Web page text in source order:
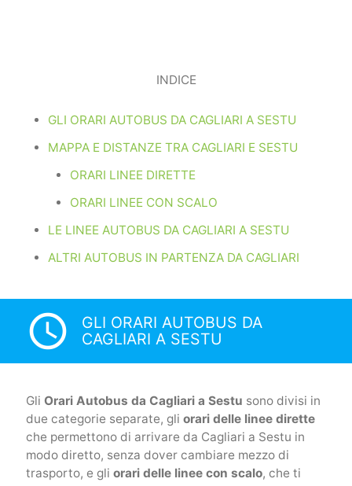
INDICE
GLI ORARI AUTOBUS DA CAGLIARI A SESTU
MAPPA E DISTANZE TRA CAGLIARI E SESTU
ORARI LINEE DIRETTE
ORARI LINEE CON SCALO
LE LINEE AUTOBUS DA CAGLIARI A SESTU
ALTRI AUTOBUS IN PARTENZA DA CAGLIARI
access_time
GLI ORARI AUTOBUS DA
CAGLIARI A SESTU
Gli Orari Autobus da Cagliari a Sestu sono divisi in
due categorie separate, gli orari delle linee dirette
che permettono di arrivare da Cagliari a Sestu in
modo diretto, senza dover cambiare mezzo di
trasporto, e gli orari delle linee con scalo, che ti